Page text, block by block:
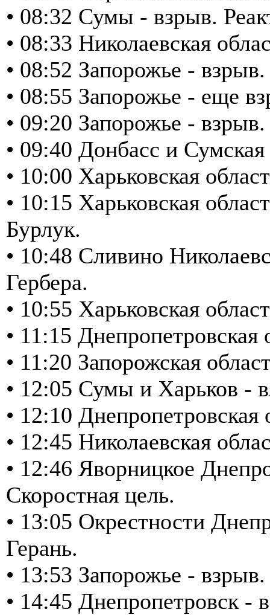
• 08:32 Сумы - взрыв.
• 08:33 Николаевская
• 08:52 Запорожье -
• 08:55 Запорожье - еще
• 09:20 Запорожье -
• 09:40 Донбасс и
• 10:00 Харьковская
• 10:15 Харьковская
Бурлук.
• 10:48 Сливино
Гербера.
• 10:55 Харьковская
• 11:15
• 11:20 Запорожская
• 12:05 Сумы и Харьков
• 12:10
• 12:45 Николаевская
• 12:46 Яворницкое
Скоростная цель.
• 13:05 Окрестности
Герань.
• 13:53 Запорожье -
• 14:45 Днепропетровск -